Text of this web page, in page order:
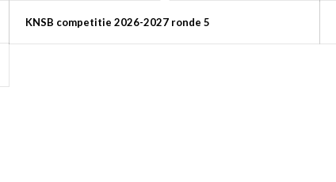
KNSB competitie 2026-2027 ronde 5